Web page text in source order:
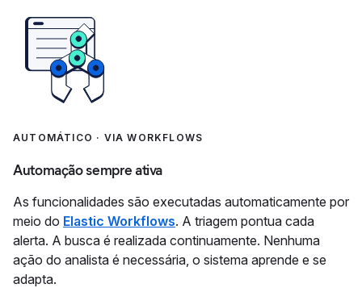
AUTOMÁTICO · VIA WORKFLOWS
Automação sempre ativa
As funcionalidades são executadas automaticamente por
meio do Elastic Workflows. A triagem pontua cada
alerta. A busca é realizada continuamente. Nenhuma
ação do analista é necessária, o sistema aprende e se
adapta.